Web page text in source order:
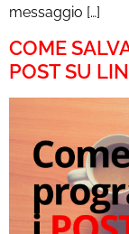
messaggio […]
COME
POST SU